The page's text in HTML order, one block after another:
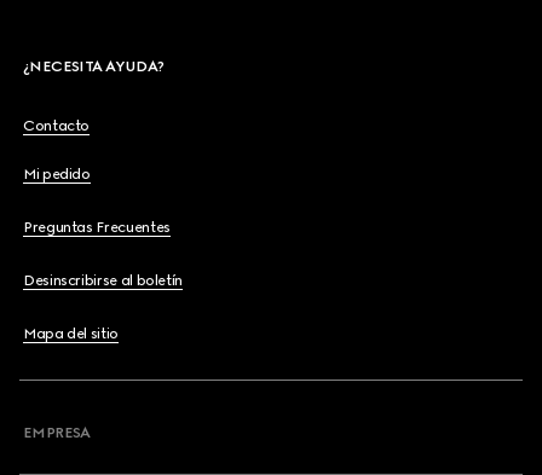
¿NECESITA AYUDA?
Contacto
Mi pedido
Preguntas Frecuentes
Desinscribirse al boletín
Mapa del sitio
EMPRESA